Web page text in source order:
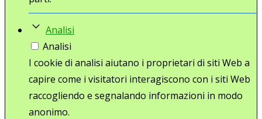
Analisi
Analisi
I cookie di analisi aiutano i proprietari di siti Web a
capire come i visitatori interagiscono con i siti Web
raccogliendo e segnalando informazioni in modo
anonimo.